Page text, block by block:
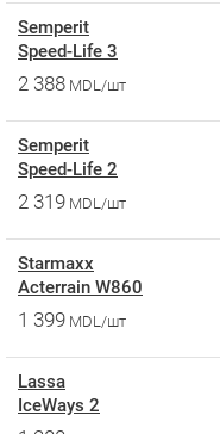
Semperit
Speed-Life 3
2 388 MDL/шт
Semperit
Speed-Life 2
2 319 MDL/шт
Starmaxx
Acterrain W860
1 399 MDL/шт
Lassa
IceWays 2